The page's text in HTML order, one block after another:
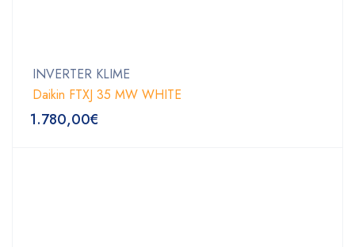
INVERTER KLIME
Daikin FTXJ 35 MW WHITE
1.780,00€